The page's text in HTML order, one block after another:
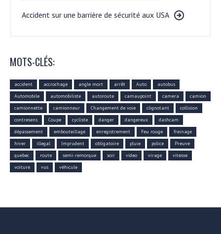
Accident sur une barrière de sécurité aux USA
MOTS-CLÉS:
accident accrochage angle mort arrêt Auto
autobus
Automobile
automobiliste autoroute camaupoint camera
camion
camionnette
camionneur Changement de voie clignotant
collision
contresens
Coupe cycliste danger dangereux
dashcam
dépassement
embouteillage enregistrement Feu rouge
freinage
hiver
illegal Imprudent obligatoire pluie police
Preuve
quebec
route semi-remorque soir video virage
vitesse
voiture
vus véhicule